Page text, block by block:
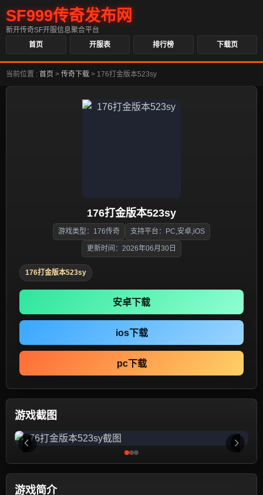
SF999传奇发布网
新开传奇SF开服信息聚合平台
首页
开服表 排行榜 下载页
当前位置 : 首页 > 传奇下载 > 176打金版本523sy
176打金版本523sy
游戏类型：176传奇 支持平台：PC,安卓,iOS
更新时间：2026年06月30日
176打金版本523sy
安卓下载
ios下载
pc下载
游戏截图
游戏简介